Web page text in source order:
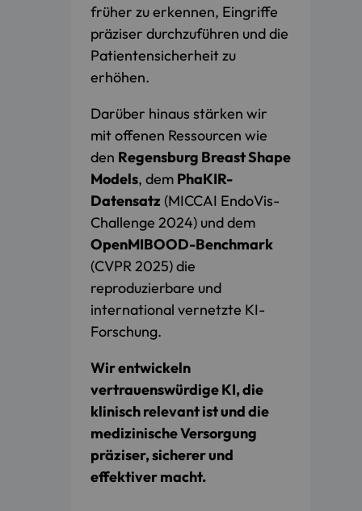
früher zu erkennen, Eingriffe
präziser durchzuführen und die
Patientensicherheit zu
erhöhen.
Darüber hinaus stärken wir
mit offenen Ressourcen wie
den Regensburg Breast Shape
Models, dem PhaKIR-
Datensatz (MICCAI EndoVis-
Challenge 2024) und dem
OpenMIBOOD-Benchmark
(CVPR 2025) die
reproduzierbare und
international vernetzte KI-
Forschung.
Wir entwickeln
vertrauenswürdige KI, die
klinisch relevant ist und die
medizinische Versorgung
präziser, sicherer und
effektiver macht.